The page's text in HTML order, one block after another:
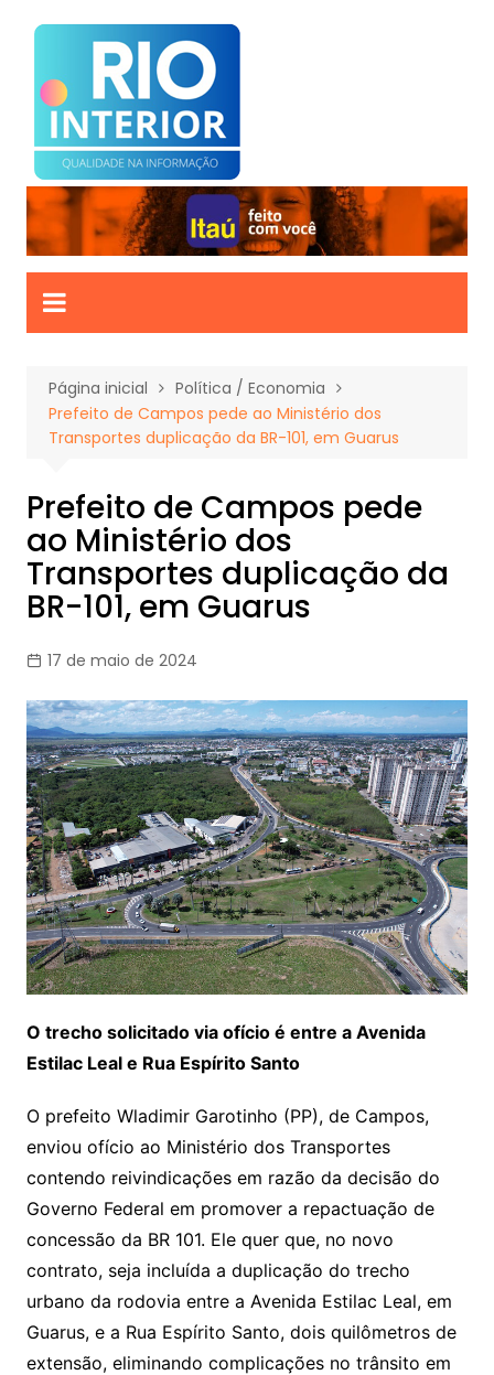
para
conteúdo
Página inicial
Política / Economia
Prefeito de Campos pede ao Ministério dos
Transportes duplicação da BR-101, em Guarus
Prefeito de Campos pede
ao Ministério dos
Transportes duplicação da
BR-101, em Guarus
17 de maio de 2024
O trecho solicitado via ofício é entre a Avenida
Estilac Leal e Rua Espírito Santo
O prefeito Wladimir Garotinho (PP), de Campos,
enviou ofício ao Ministério dos Transportes
contendo reivindicações em razão da decisão do
Governo Federal em promover a repactuação de
concessão da BR 101. Ele quer que, no novo
contrato, seja incluída a duplicação do trecho
urbano da rodovia entre a Avenida Estilac Leal, em
Guarus, e a Rua Espírito Santo, dois quilômetros de
extensão, eliminando complicações no trânsito em